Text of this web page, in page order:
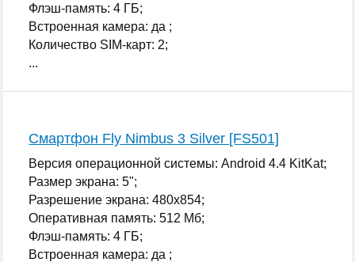
Флэш-память: 4 ГБ;
Встроенная камера: да ;
Количество SIM-карт: 2;
...
Смартфон Fly Nimbus 3 Silver [FS501]
Версия операционной системы: Android 4.4 KitKat;
Размер экрана: 5";
Разрешение экрана: 480x854;
Оперативная память: 512 Мб;
Флэш-память: 4 ГБ;
Встроенная камера: да ;